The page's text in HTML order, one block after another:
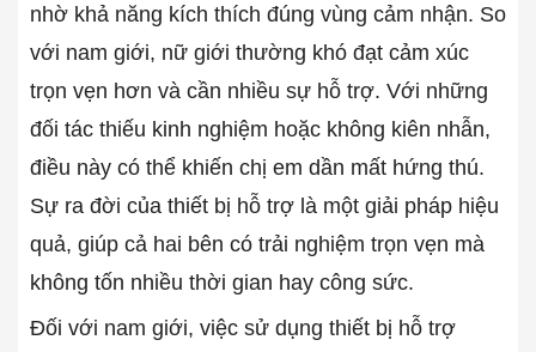
nhờ khả năng kích thích đúng vùng cảm nhận. So
với nam giới, nữ giới thường khó đạt cảm xúc
trọn vẹn hơn và cần nhiều sự hỗ trợ. Với những
đối tác thiếu kinh nghiệm hoặc không kiên nhẫn,
điều này có thể khiến chị em dần mất hứng thú.
Sự ra đời của thiết bị hỗ trợ là một giải pháp hiệu
quả, giúp cả hai bên có trải nghiệm trọn vẹn mà
không tốn nhiều thời gian hay công sức.
Đối với nam giới, việc sử dụng thiết bị hỗ trợ